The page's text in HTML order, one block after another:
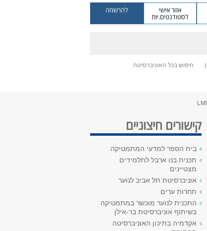
אזור אישי
לסטודנטים.יות
להרשמה
חיפוש בכל האוניברסיטה
קישורים חיצוניים
בית הספר למדעי המתמטיקה
תכנית בנו ארבל לתלמידים
מצטיינים
אוניברסיטת תל אביב לנוער
תחרות ערים
התכנית לנוער מוכשר במתמטיקה
בשיתוף אוניברסיטת בר-אילן
אקדמיה בתיכון האוניברסיטה